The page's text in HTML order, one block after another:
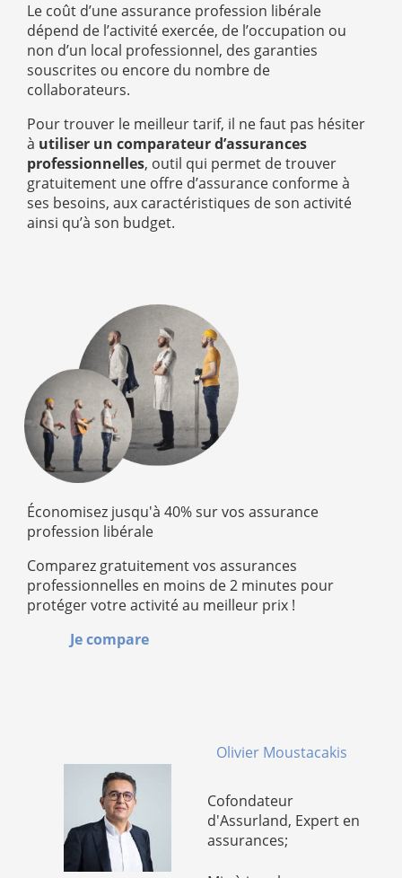
Le coût d’une assurance profession libérale
dépend de l’activité exercée, de l’occupation ou
non d’un local professionnel, des garanties
souscrites ou encore du nombre de
collaborateurs.
Pour trouver le meilleur tarif, il ne faut pas hésiter
à utiliser un comparateur d’assurances
professionnelles, outil qui permet de trouver
gratuitement une offre d’assurance conforme à
ses besoins, aux caractéristiques de son activité
ainsi qu’à son budget.
Économisez jusqu'à 40% sur vos assurance
profession libérale
Comparez gratuitement vos assurances
professionnelles en moins de 2 minutes pour
protéger votre activité au meilleur prix !
Je compare
Olivier Moustacakis
Cofondateur
d'Assurland, Expert en
assurances;